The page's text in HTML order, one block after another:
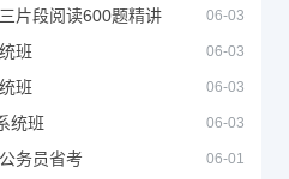
片段阅读600题精讲 06-03
班 06-03
班 06-03
统班 06-03
务员省考 06-01